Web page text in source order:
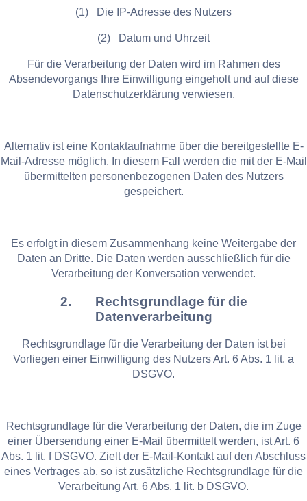
(1) Die IP-Adresse des Nutzers
(2) Datum und Uhrzeit
Für die Verarbeitung der Daten wird im Rahmen des
Absendevorgangs Ihre Einwilligung eingeholt und auf diese
Datenschutzerklärung verwiesen.
Alternativ ist eine Kontaktaufnahme über die bereitgestellte E-
Mail-Adresse möglich. In diesem Fall werden die mit der E-Mail
übermittelten personenbezogenen Daten des Nutzers
gespeichert.
Es erfolgt in diesem Zusammenhang keine Weitergabe der
Daten an Dritte. Die Daten werden ausschließlich für die
Verarbeitung der Konversation verwendet.
2. Rechtsgrundlage für die
Datenverarbeitung
Rechtsgrundlage für die Verarbeitung der Daten ist bei
Vorliegen einer Einwilligung des Nutzers Art. 6 Abs. 1 lit. a
DSGVO.
Rechtsgrundlage für die Verarbeitung der Daten, die im Zuge
einer Übersendung einer E-Mail übermittelt werden, ist Art. 6
Abs. 1 lit. f DSGVO. Zielt der E-Mail-Kontakt auf den Abschluss
eines Vertrages ab, so ist zusätzliche Rechtsgrundlage für die
Verarbeitung Art. 6 Abs. 1 lit. b DSGVO.